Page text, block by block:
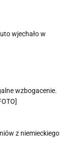
wjechało w
wzbogacenie.
z niemieckiego